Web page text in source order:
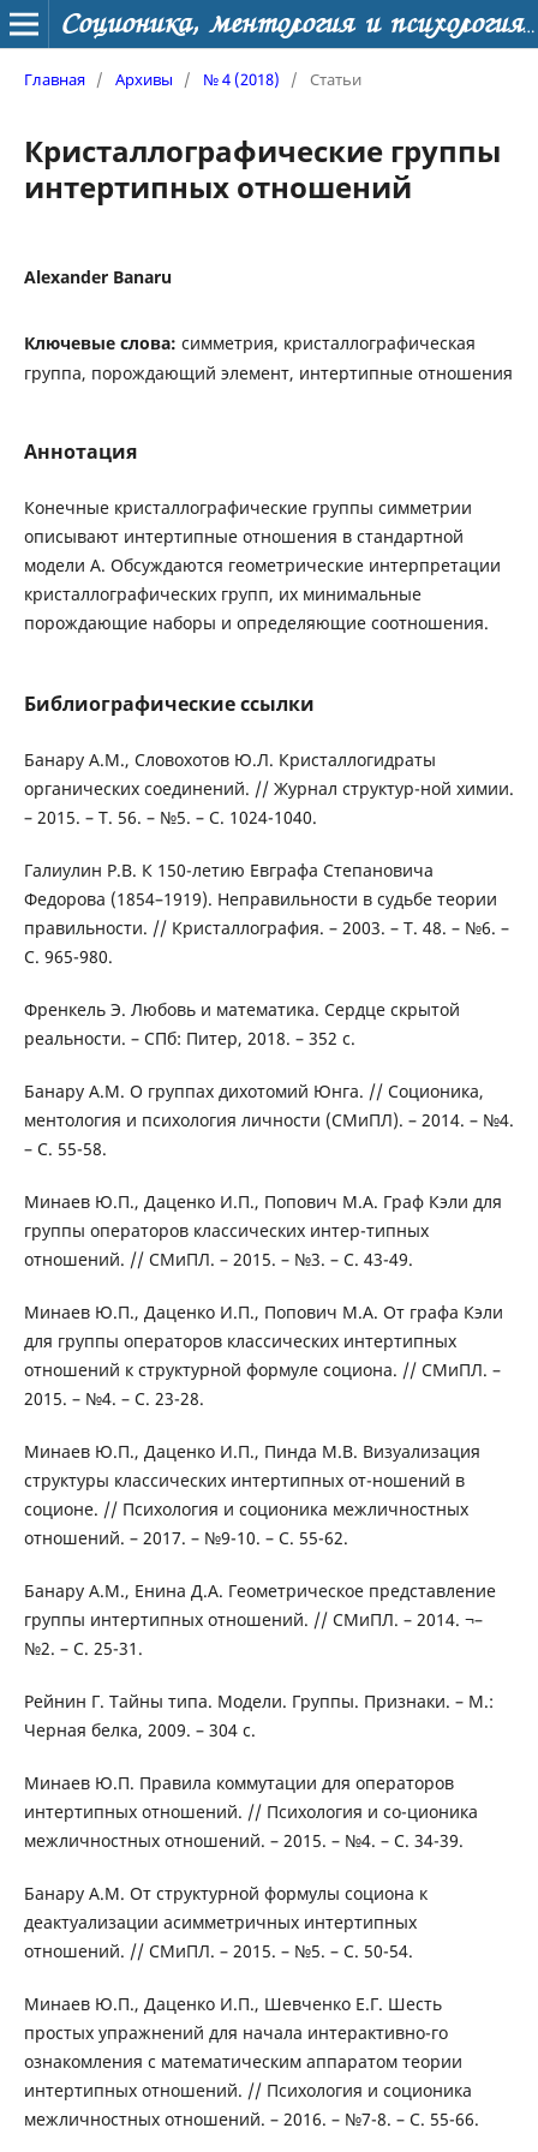
Соционика, ментология и психология личности
Главная / Архивы / № 4 (2018) / Статьи
Кристаллографические группы
интертипных отношений
Alexander Banaru
Ключевые слова: симметрия, кристаллографическая
группа, порождающий элемент, интертипные отношения
Аннотация
Конечные кристаллографические группы симметрии
описывают интертипные отношения в стандартной
модели А. Обсуждаются геометрические интерпретации
кристаллографических групп, их минимальные
порождающие наборы и определяющие соотношения.
Библиографические ссылки
Банару А.М., Словохотов Ю.Л. Кристаллогидраты
органических соединений. // Журнал структур-ной химии.
– 2015. – Т. 56. – №5. – С. 1024-1040.
Галиулин Р.В. К 150-летию Евграфа Степановича
Федорова (1854–1919). Неправильности в судьбе теории
правильности. // Кристаллография. – 2003. – Т. 48. – №6. –
С. 965-980.
Френкель Э. Любовь и математика. Сердце скрытой
реальности. – СПб: Питер, 2018. – 352 с.
Банару А.М. О группах дихотомий Юнга. // Соционика,
ментология и психология личности (СМиПЛ). – 2014. – №4.
– С. 55-58.
Минаев Ю.П., Даценко И.П., Попович М.А. Граф Кэли для
группы операторов классических интер-типных
отношений. // СМиПЛ. – 2015. – №3. – С. 43-49.
Минаев Ю.П., Даценко И.П., Попович М.А. От графа Кэли
для группы операторов классических интертипных
отношений к структурной формуле социона. // СМиПЛ. –
2015. – №4. – С. 23-28.
Минаев Ю.П., Даценко И.П., Пинда М.В. Визуализация
структуры классических интертипных от-ношений в
соционе. // Психология и соционика межличностных
отношений. – 2017. – №9-10. – С. 55-62.
Банару А.М., Енина Д.А. Геометрическое представление
группы интертипных отношений. // СМиПЛ. – 2014. ¬–
№2. – С. 25-31.
Рейнин Г. Тайны типа. Модели. Группы. Признаки. – М.:
Черная белка, 2009. – 304 с.
Минаев Ю.П. Правила коммутации для операторов
интертипных отношений. // Психология и со-ционика
межличностных отношений. – 2015. – №4. – С. 34-39.
Банару А.М. От структурной формулы социона к
деактуализации асимметричных интертипных
отношений. // СМиПЛ. – 2015. – №5. – С. 50-54.
Минаев Ю.П., Даценко И.П., Шевченко Е.Г. Шесть
простых упражнений для начала интерактивно-го
ознакомления с математическим аппаратом теории
интертипных отношений. // Психология и соционика
межличностных отношений. – 2016. – №7-8. – С. 55-66.